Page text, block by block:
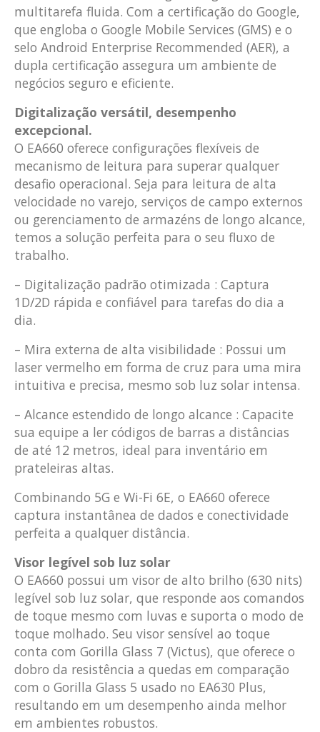
multitarefa fluida. Com a certificação do Google,
que engloba o Google Mobile Services (GMS) e o
selo Android Enterprise Recommended (AER), a
dupla certificação assegura um ambiente de
negócios seguro e eficiente.
Digitalização versátil, desempenho
excepcional.
O EA660 oferece configurações flexíveis de
mecanismo de leitura para superar qualquer
desafio operacional. Seja para leitura de alta
velocidade no varejo, serviços de campo externos
ou gerenciamento de armazéns de longo alcance,
temos a solução perfeita para o seu fluxo de
trabalho.
– Digitalização padrão otimizada : Captura
1D/2D rápida e confiável para tarefas do dia a
dia.
– Mira externa de alta visibilidade : Possui um
laser vermelho em forma de cruz para uma mira
intuitiva e precisa, mesmo sob luz solar intensa.
– Alcance estendido de longo alcance : Capacite
sua equipe a ler códigos de barras a distâncias
de até 12 metros, ideal para inventário em
prateleiras altas.
Combinando 5G e Wi-Fi 6E, o EA660 oferece
captura instantânea de dados e conectividade
perfeita a qualquer distância.
Visor legível sob luz solar
O EA660 possui um visor de alto brilho (630 nits)
legível sob luz solar, que responde aos comandos
de toque mesmo com luvas e suporta o modo de
toque molhado. Seu visor sensível ao toque
conta com Gorilla Glass 7 (Victus), que oferece o
dobro da resistência a quedas em comparação
com o Gorilla Glass 5 usado no EA630 Plus,
resultando em um desempenho ainda melhor
em ambientes robustos.